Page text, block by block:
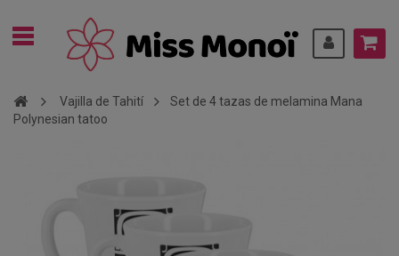
Vajilla de Tahití
Set de 4 tazas de melamina Mana
Polynesian tatoo